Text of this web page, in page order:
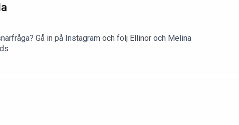
Gå in på Instagram och följ Ellinor och Melina